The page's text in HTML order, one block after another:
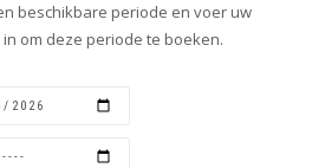
beschikbare periode en voer uw
om deze periode te boeken.